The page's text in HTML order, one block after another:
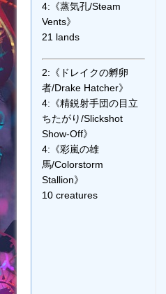
4:《蒸気孔/Steam
Vents》
21 lands
2:《ドレイクの孵卵
者/Drake Hatcher》
4:《精鋭射手団の目立
ちたがり/Slickshot
Show-Off》
4:《彩嵐の雄
馬/Colorstorm
Stallion》
10 creatures